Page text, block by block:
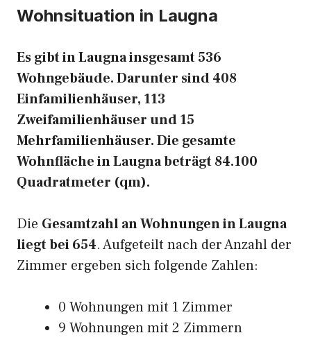
Wohnsituation in Laugna
Es gibt in Laugna insgesamt 536
Wohngebäude. Darunter sind 408
Einfamilienhäuser, 113
Zweifamilienhäuser und 15
Mehrfamilienhäuser. Die gesamte
Wohnfläche in Laugna beträgt 84.100
Quadratmeter (qm).
Die Gesamtzahl an Wohnungen in Laugna
liegt bei 654. Aufgeteilt nach der Anzahl der
Zimmer ergeben sich folgende Zahlen:
0 Wohnungen mit 1 Zimmer
9 Wohnungen mit 2 Zimmern